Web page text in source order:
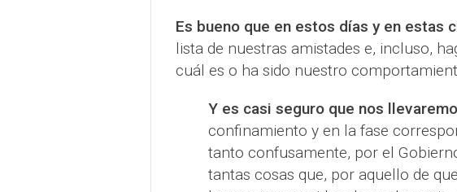
Es bueno que en estos días y en estas
lista de nuestras amistades e, incluso,
cuál es o ha sido nuestro
Y es casi seguro que nos
confinamiento y en la fase
tanto confusamente, por el
tantas cosas que, por aquello de